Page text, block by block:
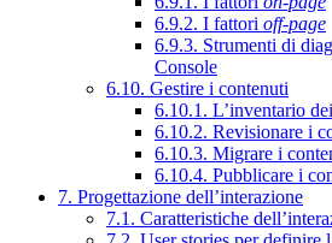
6.9.2. I fattori off-page
6.9.3. Strumenti di
Console
6.10. Gestire i contenuti
6.10.1. L’inventario
6.10.2. Revisionare i
6.10.3. Migrare i
6.10.4. Pubblicare i
7. Progettazione dell’interazione
7.1. Caratteristiche